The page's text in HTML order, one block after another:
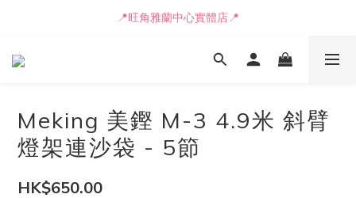
📒🖋️報價單 / 採購表格🖋️📒
📍旺角雅蘭中心實體店📍
🚛最快可即日安排貨車送到💨
Meking 美鏗 M-3 4.9米 斜臂
燈架連沙袋 - 5節
HK$650.00